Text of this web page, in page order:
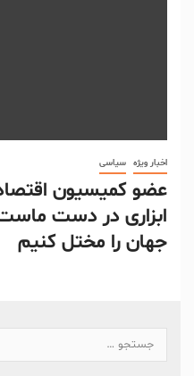
اخبار ویژه سیاسی
عضو کمیسیون
ابزاری در دست
جهان را مختل کنیم